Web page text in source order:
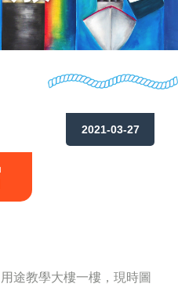
2021-03-27
途教學大樓一樓，現時圖